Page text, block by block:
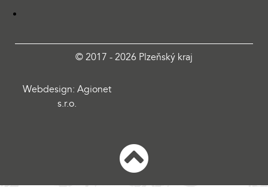
© 2017 - 2026 Plzeňský kraj
Webdesign: Agionet
s.r.o.